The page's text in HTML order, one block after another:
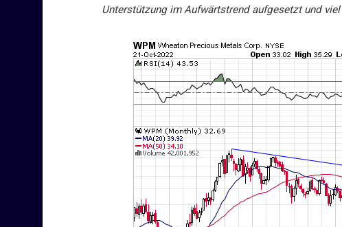
Unterstützung im Aufwärtstrend aufgesetzt und